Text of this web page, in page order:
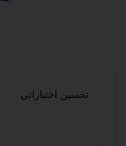
تحسين اختياراتي